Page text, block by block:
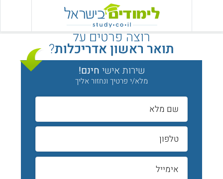
רוצה פרטים על
תואר ראשון אדריכלות?
שירות אישי חינם!
מלא/י פרטיך ונחזור אליך